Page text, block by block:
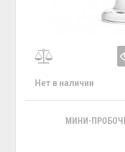
Нет в наличии
МИНИ-